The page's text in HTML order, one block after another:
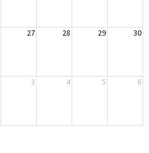
27 28 29 30
3 4 5 6